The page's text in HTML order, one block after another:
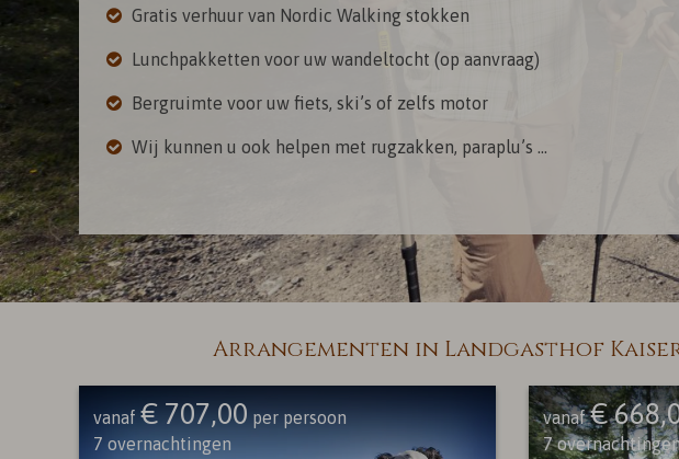
Gratis verhuur van Nordic Walking stokken
Lunchpakketten voor uw wandeltocht (op aanvraag)
Bergruimte voor uw fiets, ski’s of zelfs motor
Wij kunnen u ook helpen met rugzakken, paraplu’s ...
Arrangementen in Landgasthof
vanaf € 707,00 per persoon
7 overnachtingen
vanaf€
7